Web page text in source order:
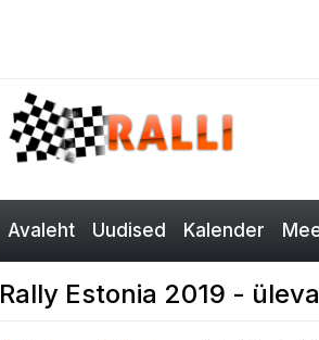
Avaleht Uudised Kalender
Rally Estonia 2019 -